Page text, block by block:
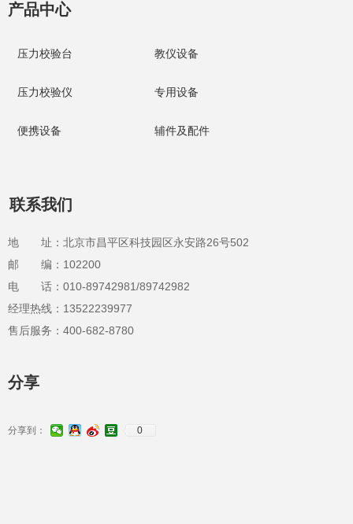
分享
分享到： 0
产品中心
压力校验台
压力校验仪
便携设备
教仪设备
专用设备
辅件及配件
地 址：北京市昌平区科技园区永安路26号502
邮 编：102200
电 话：010-89742981/89742982
经理热线：13522239977
售后服务：400-682-8780
联系我们